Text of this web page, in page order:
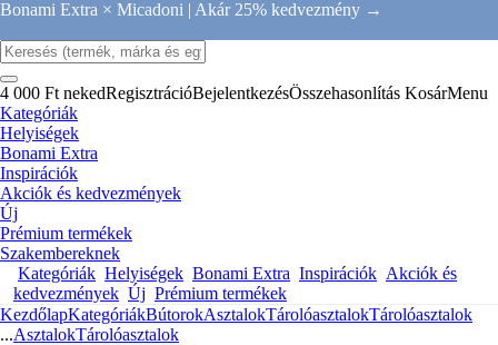
Bonami Extra × Micadoni | Akár 25% kedvezmény →
4 000 Ft nekedRegisztrációBejelentkezésÖsszehasonlítás KosárMenu
Kategóriák
Helyiségek
Bonami Extra
Inspirációk
Akciók és kedvezmények
Új
Prémium termékek
Szakembereknek
Kategóriák Helyiségek Bonami Extra Inspirációk Akciók és
kedvezmények Új Prémium termékek
KezdőlapKategóriákBútorokAsztalokTárolóasztalokTárolóasztalok
...AsztalokTárolóasztalok